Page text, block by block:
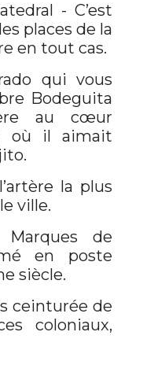
- C’est
places de la
en tout cas.
qui vous
Bodeguita
au cœur
où il aimait
la plus
ville.
de
en poste
siècle.
ceinturée de
coloniaux,